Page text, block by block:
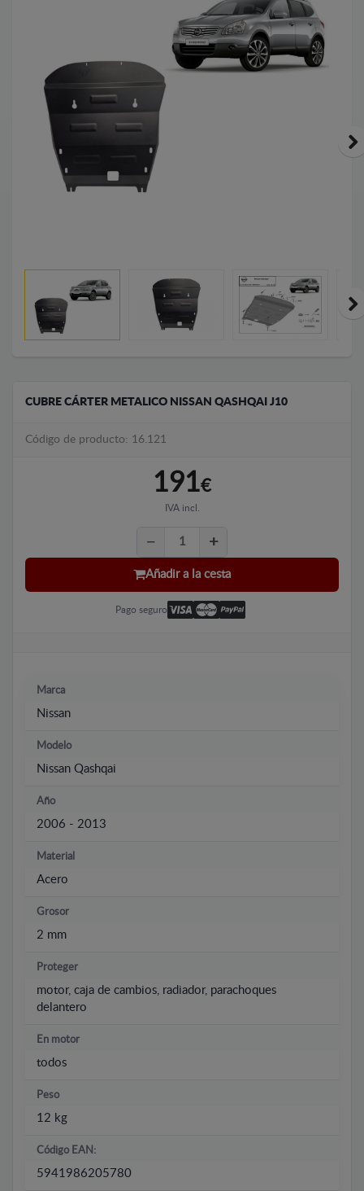
CUBRE CÁRTER METALICO NISSAN QASHQAI J10
Código de producto: 16.121
191€
IVA incl.
Añadir a la cesta
Pago seguro
Marca
Nissan
Modelo
Nissan Qashqai
Año
2006 - 2013
Material
Acero
Grosor
2 mm
Proteger
motor, caja de cambios, radiador, parachoques
delantero
En motor
todos
Peso
12 kg
Código EAN:
5941986205780